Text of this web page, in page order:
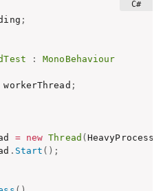
;
:
MonoBehaviour
workerThread ;
= new Thread ( HeavyProcess
. Start ( ) ;